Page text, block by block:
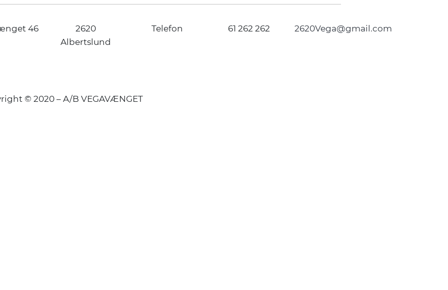
46
2620
Albertslund
Telefon 61 262 262 2620Vega@gmail.com
© 2020 – A/B VEGAVÆNGET